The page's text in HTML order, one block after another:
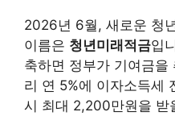
2026년 6월, 새로운 청
이름은 청년미래적금입
축하면 정부가 기여금을
리 연 5%에 이자소득세
시 최대 2,200만원을 받